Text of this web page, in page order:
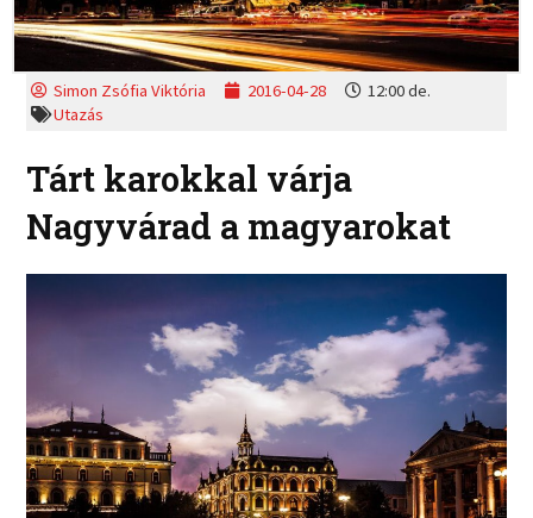
Simon Zsófia Viktória 2016-04-28
12:00 de.
Utazás
Tárt karokkal várja
Nagyvárad a magyarokat